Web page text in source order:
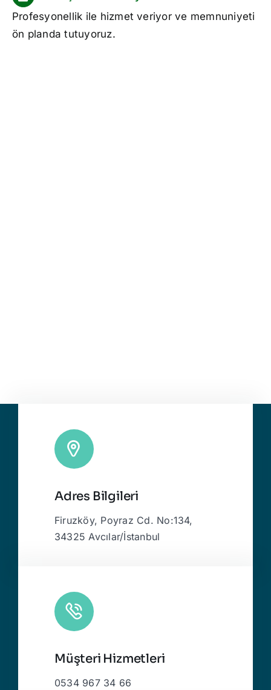
Profesyonellik ile hizmet veriyor ve memnuniyeti
ön planda tutuyoruz.
Adres Bilgileri
Firuzköy, Poyraz Cd. No:134,
34325 Avcılar/İstanbul
Müşteri Hizmetleri
0534 967 34 66